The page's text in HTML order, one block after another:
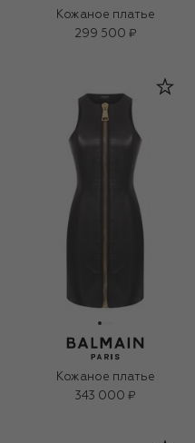
Кожаное платье
299 500 ₽
Кожаное платье
343 000 ₽